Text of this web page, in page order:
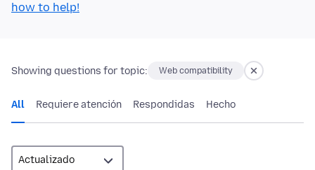
how to help!
Showing questions for topic: Web compatibility
All Requiere atención Respondidas Hecho